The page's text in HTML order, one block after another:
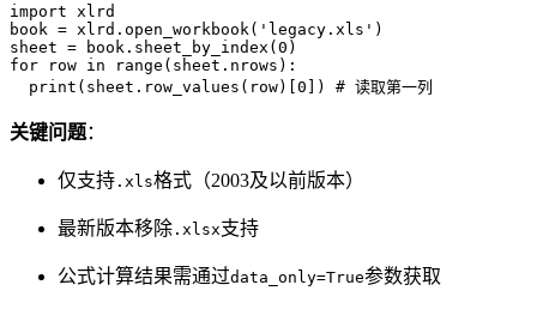
import xlrd
book = xlrd.open_workbook('legacy.xls')
sheet = book.sheet_by_index(0)
for row in range(sheet.nrows):
print(sheet.row_values(row)[0]) # 读取第一列
关键问题：
仅支持 .xls格式（2003及以前版本）
最新版本移除 .xlsx支持
公式计算结果需通过data_only=True参数获取